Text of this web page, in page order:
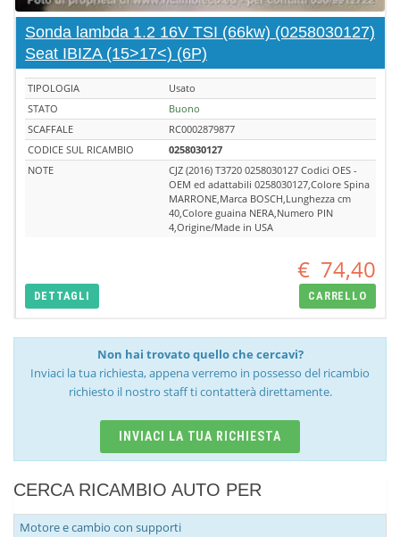
Sonda lambda 1.2 16V TSI (66kw) (0258030127)
Seat IBIZA (15>17<) (6P)
TIPOLOGIA
Usato
STATO
Buono
SCAFFALE
RC0002879877
CODICE SUL RICAMBIO
0258030127
NOTE
CJZ (2016) T3720 0258030127 Codici OES -
OEM ed adattabili 0258030127,Colore Spina
MARRONE,Marca BOSCH,Lunghezza cm
40,Colore guaina NERA,Numero PIN
4,Origine/Made in USA
€ 74,40
DETTAGLI CARRELLO
Non hai trovato quello che cercavi?
Inviaci la tua richiesta, appena verremo in possesso del ricambio
richiesto il nostro staff ti contatterà direttamente.
INVIACI LA TUA RICHIESTA
CERCA RICAMBIO AUTO PER
Motore e cambio con supporti